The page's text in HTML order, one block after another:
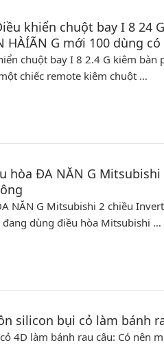
khiển chuột bay I 8 24
HÀÍÃN G mới 100 dùng
chuột bay I 8 2.4 G kiêm
chiếc remote kiêm chuột …
hòa ĐA NĂN G Mitsubishi
NĂN G Mitsubishi 2 chiều
dùng điều hòa Mitsubishi …
silicon bụi cỏ làm bánh
4D làm bánh rau câu: Có nên